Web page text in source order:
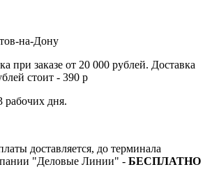
на-Дону
при заказе от 20 000 рублей. Доставка
стоит - 390 р
рабочих дня.
доставляется, до терминала
"Деловые Линии" - БЕСПЛАТНО